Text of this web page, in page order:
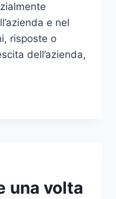
e nel
risposte o
dell’azienda,
una volta